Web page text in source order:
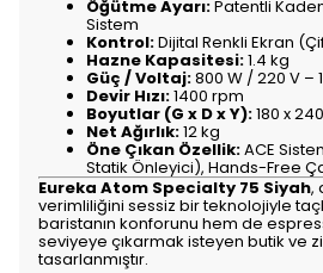
Öğütme Ayarı:Patentli
Sistem
Kontrol:Dijital Renkli Ekran
Hazne Kapasitesi:1.4 kg
Güç / Voltaj:800 W / 220 V –
Devir Hızı:1400 rpm
Boyutlar (G x D x Y):180 x
Net Ağırlık:12 kg
Öne Çıkan Özellik:ACE
Statik Önleyici), Hands-Free
Eureka Atom Specialty 75 Siyah,
verimliliğini sessiz bir teknolojiyle
baristanın konforunu hem de
seviyeye çıkarmak isteyen butik ve
tasarlanmıştır.